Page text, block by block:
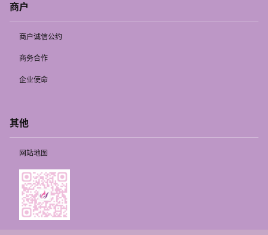
商户
商户诚信公约
商务合作
企业使命
其他
网站地图